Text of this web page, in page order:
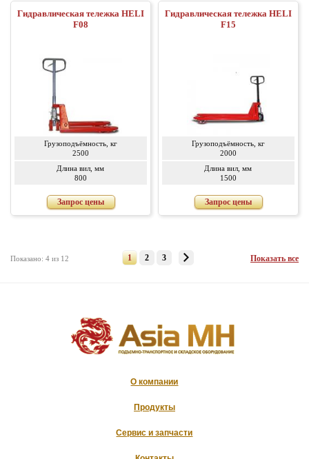
Гидравлическая тележка HELI
F08
Грузоподъёмность, кг
2500
Длина вил, мм
800
Запрос цены
Гидравлическая тележка HELI
F15
Грузоподъёмность, кг
2000
Длина вил, мм
1500
Запрос цены
Показано: 4 из 12 Показать все
1 2 3
О компании
Продукты
Сервис и запчасти